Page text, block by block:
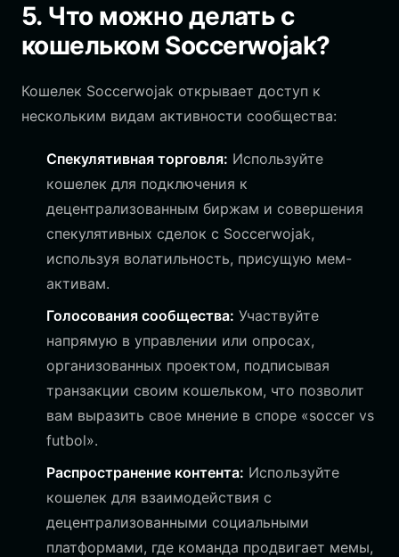
5. Что можно делать с
кошельком Soccerwojak?
Кошелек Soccerwojak открывает доступ к
нескольким видам активности сообщества:
Спекулятивная торговля: Используйте
кошелек для подключения к
децентрализованным биржам и совершения
спекулятивных сделок с Soccerwojak,
используя волатильность, присущую мем-
активам.
Голосования сообщества: Участвуйте
напрямую в управлении или опросах,
организованных проектом, подписывая
транзакции своим кошельком, что позволит
вам выразить свое мнение в споре «soccer vs
futbol».
Распространение контента: Используйте
кошелек для взаимодействия с
децентрализованными социальными
платформами, где команда продвигает мемы,